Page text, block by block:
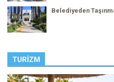
Belediyeden
TURIZM